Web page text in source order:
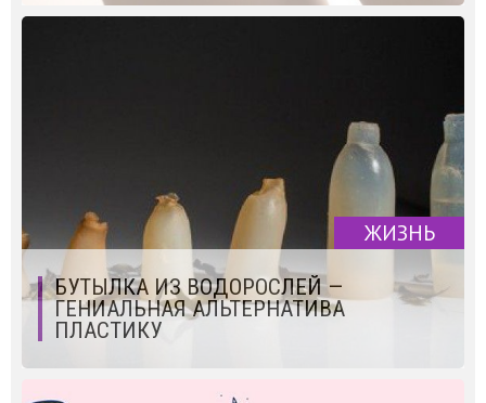
ЖИЗНЬ
БУТЫЛКА ИЗ ВОДОРОСЛЕЙ —
ГЕНИАЛЬНАЯ АЛЬТЕРНАТИВА
ПЛАСТИКУ